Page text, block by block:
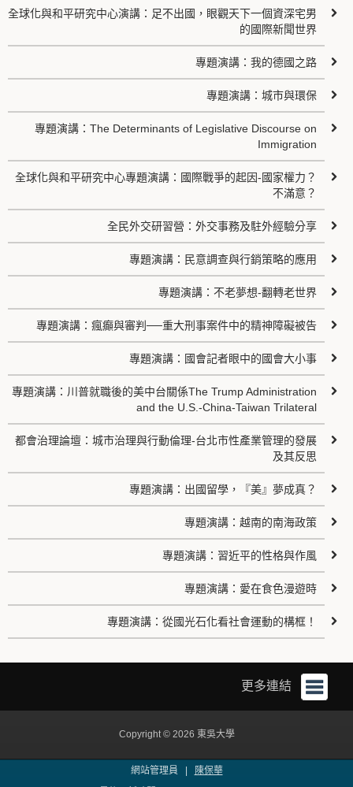
全球化與和平研究中心演講：足不出國，眼觀天下一個資深宅男
的國際新聞世界
專題演講：我的德國之路
專題演講：城市與環保
專題演講：The Determinants of Legislative Discourse on
Immigration
全球化與和平研究中心專題演講：國際戰爭的起因-國家權力？
不滿意？
全民外交研習營：外交事務及駐外經驗分享
專題演講：民意調查與行銷策略的應用
專題演講：不老夢想-翻轉老世界
專題演講：瘋癲與審判──重大刑事案件中的精神障礙被告
專題演講：國會記者眼中的國會大小事
專題演講：川普就職後的美中台關係The Trump Administration
and the U.S.-China-Taiwan Trilateral
都會治理論壇：城市治理與行動倫理-台北市性產業管理的發展
及其反思
專題演講：出國留學，『美』夢成真？
專題演講：越南的南海政策
專題演講：習近平的性格與作風
專題演講：愛在食色漫遊時
專題演講：從國光石化看社會運動的構框！
更多連結
Copyright © 2026 東吳大學
網站管理員 |
陳保華